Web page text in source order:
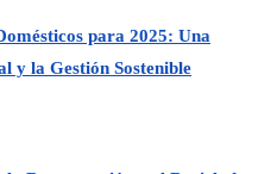
para 2025: Una
y la Gestión Sostenible